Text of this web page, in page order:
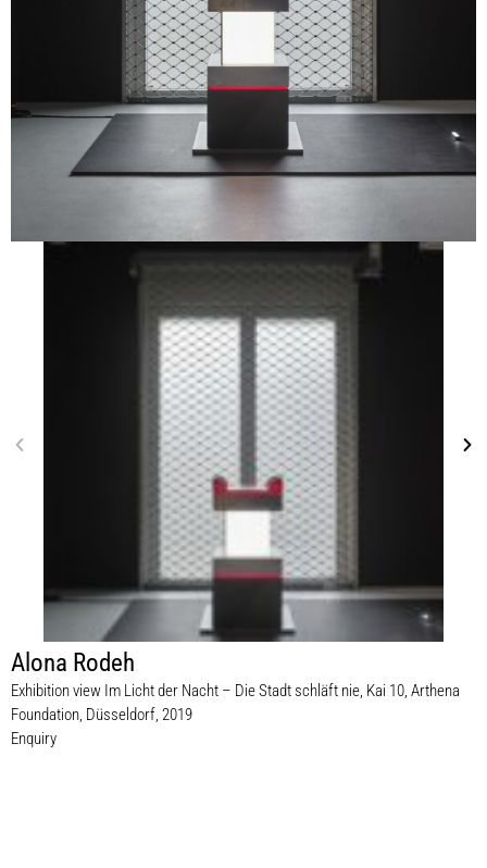
Alona Rodeh
Exhibition view Im Licht der Nacht – Die Stadt schläft nie, Kai 10, Arthena
Foundation, Düsseldorf, 2019
Enquiry